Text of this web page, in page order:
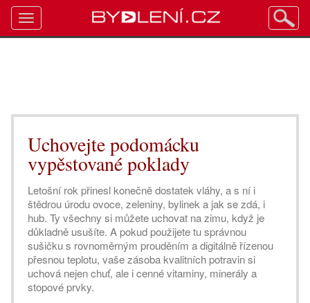
Uchovejte podomácku
vypěstované poklady
Letošní rok přinesl konečně dostatek vláhy, a s ní i
štědrou úrodu ovoce, zeleniny, bylinek a jak se zdá, i
hub. Ty všechny si můžete uchovat na zimu, když je
důkladně usušíte. A pokud použijete tu správnou
sušičku s rovnoměrným prouděním a digitálně řízenou
přesnou teplotu, vaše zásoba kvalitních potravin si
uchová nejen chuť, ale i cenné vitaminy, minerály a
stopové prvky.
Toggle
navigation